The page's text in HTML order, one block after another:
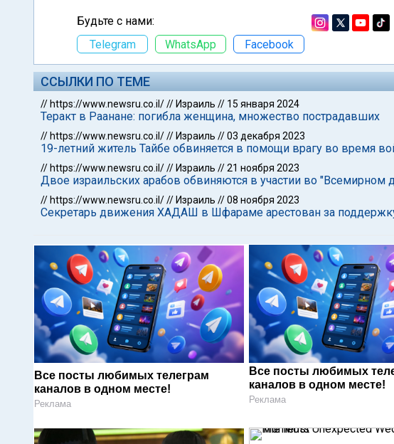
Будьте с нами:
Telegram
WhatsApp Facebook
ССЫЛКИ ПО ТЕМЕ
// https://www.newsru.co.il/// Израиль // 15 января 2024
Теракт в Раанане: погибла женщина, множество пострадавших
// https://www.newsru.co.il/// Израиль //03 декабря 2023
19-летний житель Тайбе обвиняется в помощи врагу во время
// https://www.newsru.co.il/// Израиль //21 ноября 2023
Двое израильских арабов обвиняются в участии во "Всемирном
// https://www.newsru.co.il/// Израиль //08 ноября 2023
Секретарь движения ХАДАШ в Шфараме арестован за
Все посты любимых телеграм
каналов в одном месте!
Реклама
Все посты любимых
каналов в одном месте!
Реклама